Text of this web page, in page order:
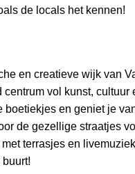
de locals het kennen!
en creatieve wijk van
vol kunst,
boetiekjes en geniet je
de gezellige straatjes
terrasjes en